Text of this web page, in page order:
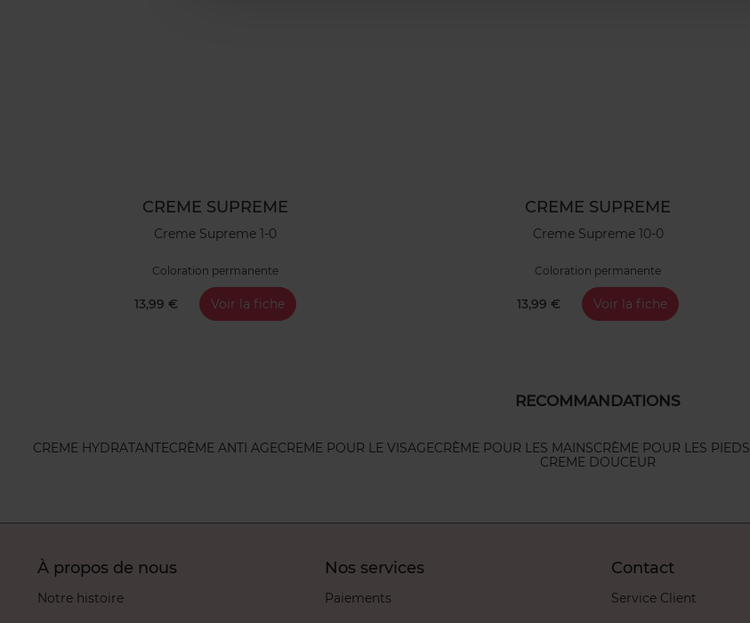
CREME SUPREME
Creme Supreme 1-0
Coloration permanente
13,99 € Voir la fiche
CREME SUPREME
Creme Supreme 10-0
Coloration permanente
13,99 € Voir la fiche
RECOMMANDATIONS
CREME HYDRATANTECRÈME ANTI AGECREME POUR LE VISAGECRÈME POUR LES MAINSCRÈME POUR LES PIEDS
CREME DOUCEUR
À propos de nous
Notre histoire
Nos services
Paiements
Contact
Service Client